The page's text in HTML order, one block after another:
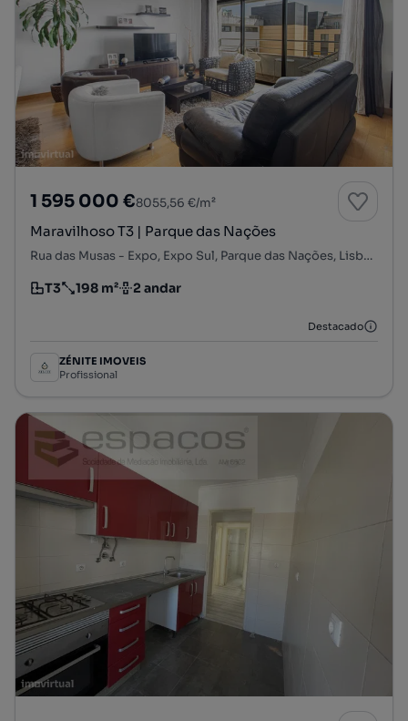
1 595 000 €8055,56 €/m²
Maravilhoso T3 | Parque das Nações
Rua das Musas - Expo, Expo Sul, Parque das Nações, Lisboa, Lisboa
Tipologia
T3
Preço por metro quadrado
198 m²
Andar 2 andar
Destacado
ZÉNITE IMOVEIS
Profissional